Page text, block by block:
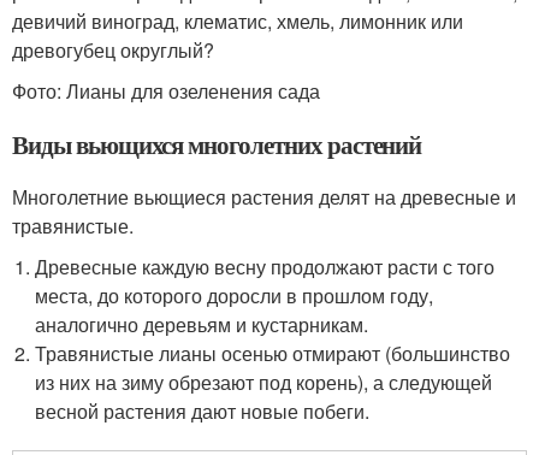
девичий виноград, клематис, хмель, лимонник или
древогубец округлый?
Фото: Лианы для озеленения сада
Виды вьющихся многолетних растений
Многолетние вьющиеся растения делят на древесные и
травянистые.
Древесные каждую весну продолжают расти с того
места, до которого доросли в прошлом году,
аналогично деревьям и кустарникам.
Травянистые лианы осенью отмирают (большинство
из них на зиму обрезают под корень), а следующей
весной растения дают новые побеги.